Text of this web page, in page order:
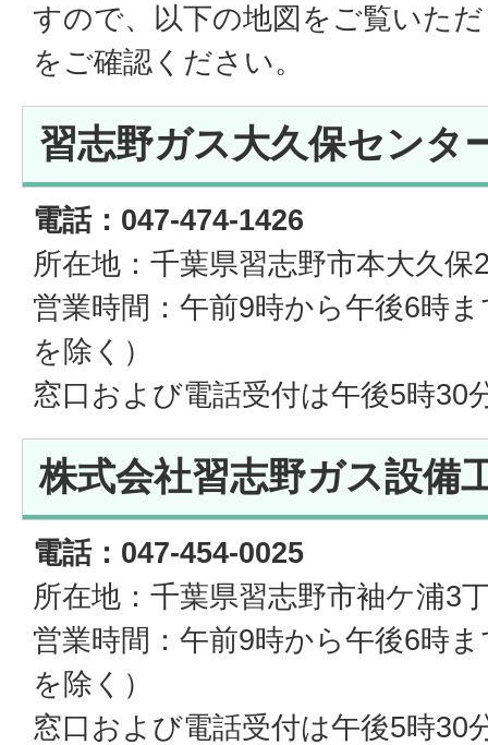
すので、以下の地図をご覧いた
をご確認ください。
習志野ガス大久保センタ
電話：047-474-1426
所在地：千葉県習志野市本大久保
営業時間：午前9時から午後6時
を除く）
窓口および電話受付は午後5時30
株式会社習志野ガス設備
電話：047-454-0025
所在地：千葉県習志野市袖ケ浦3
営業時間：午前9時から午後6時
を除く）
窓口および電話受付は午後5時30